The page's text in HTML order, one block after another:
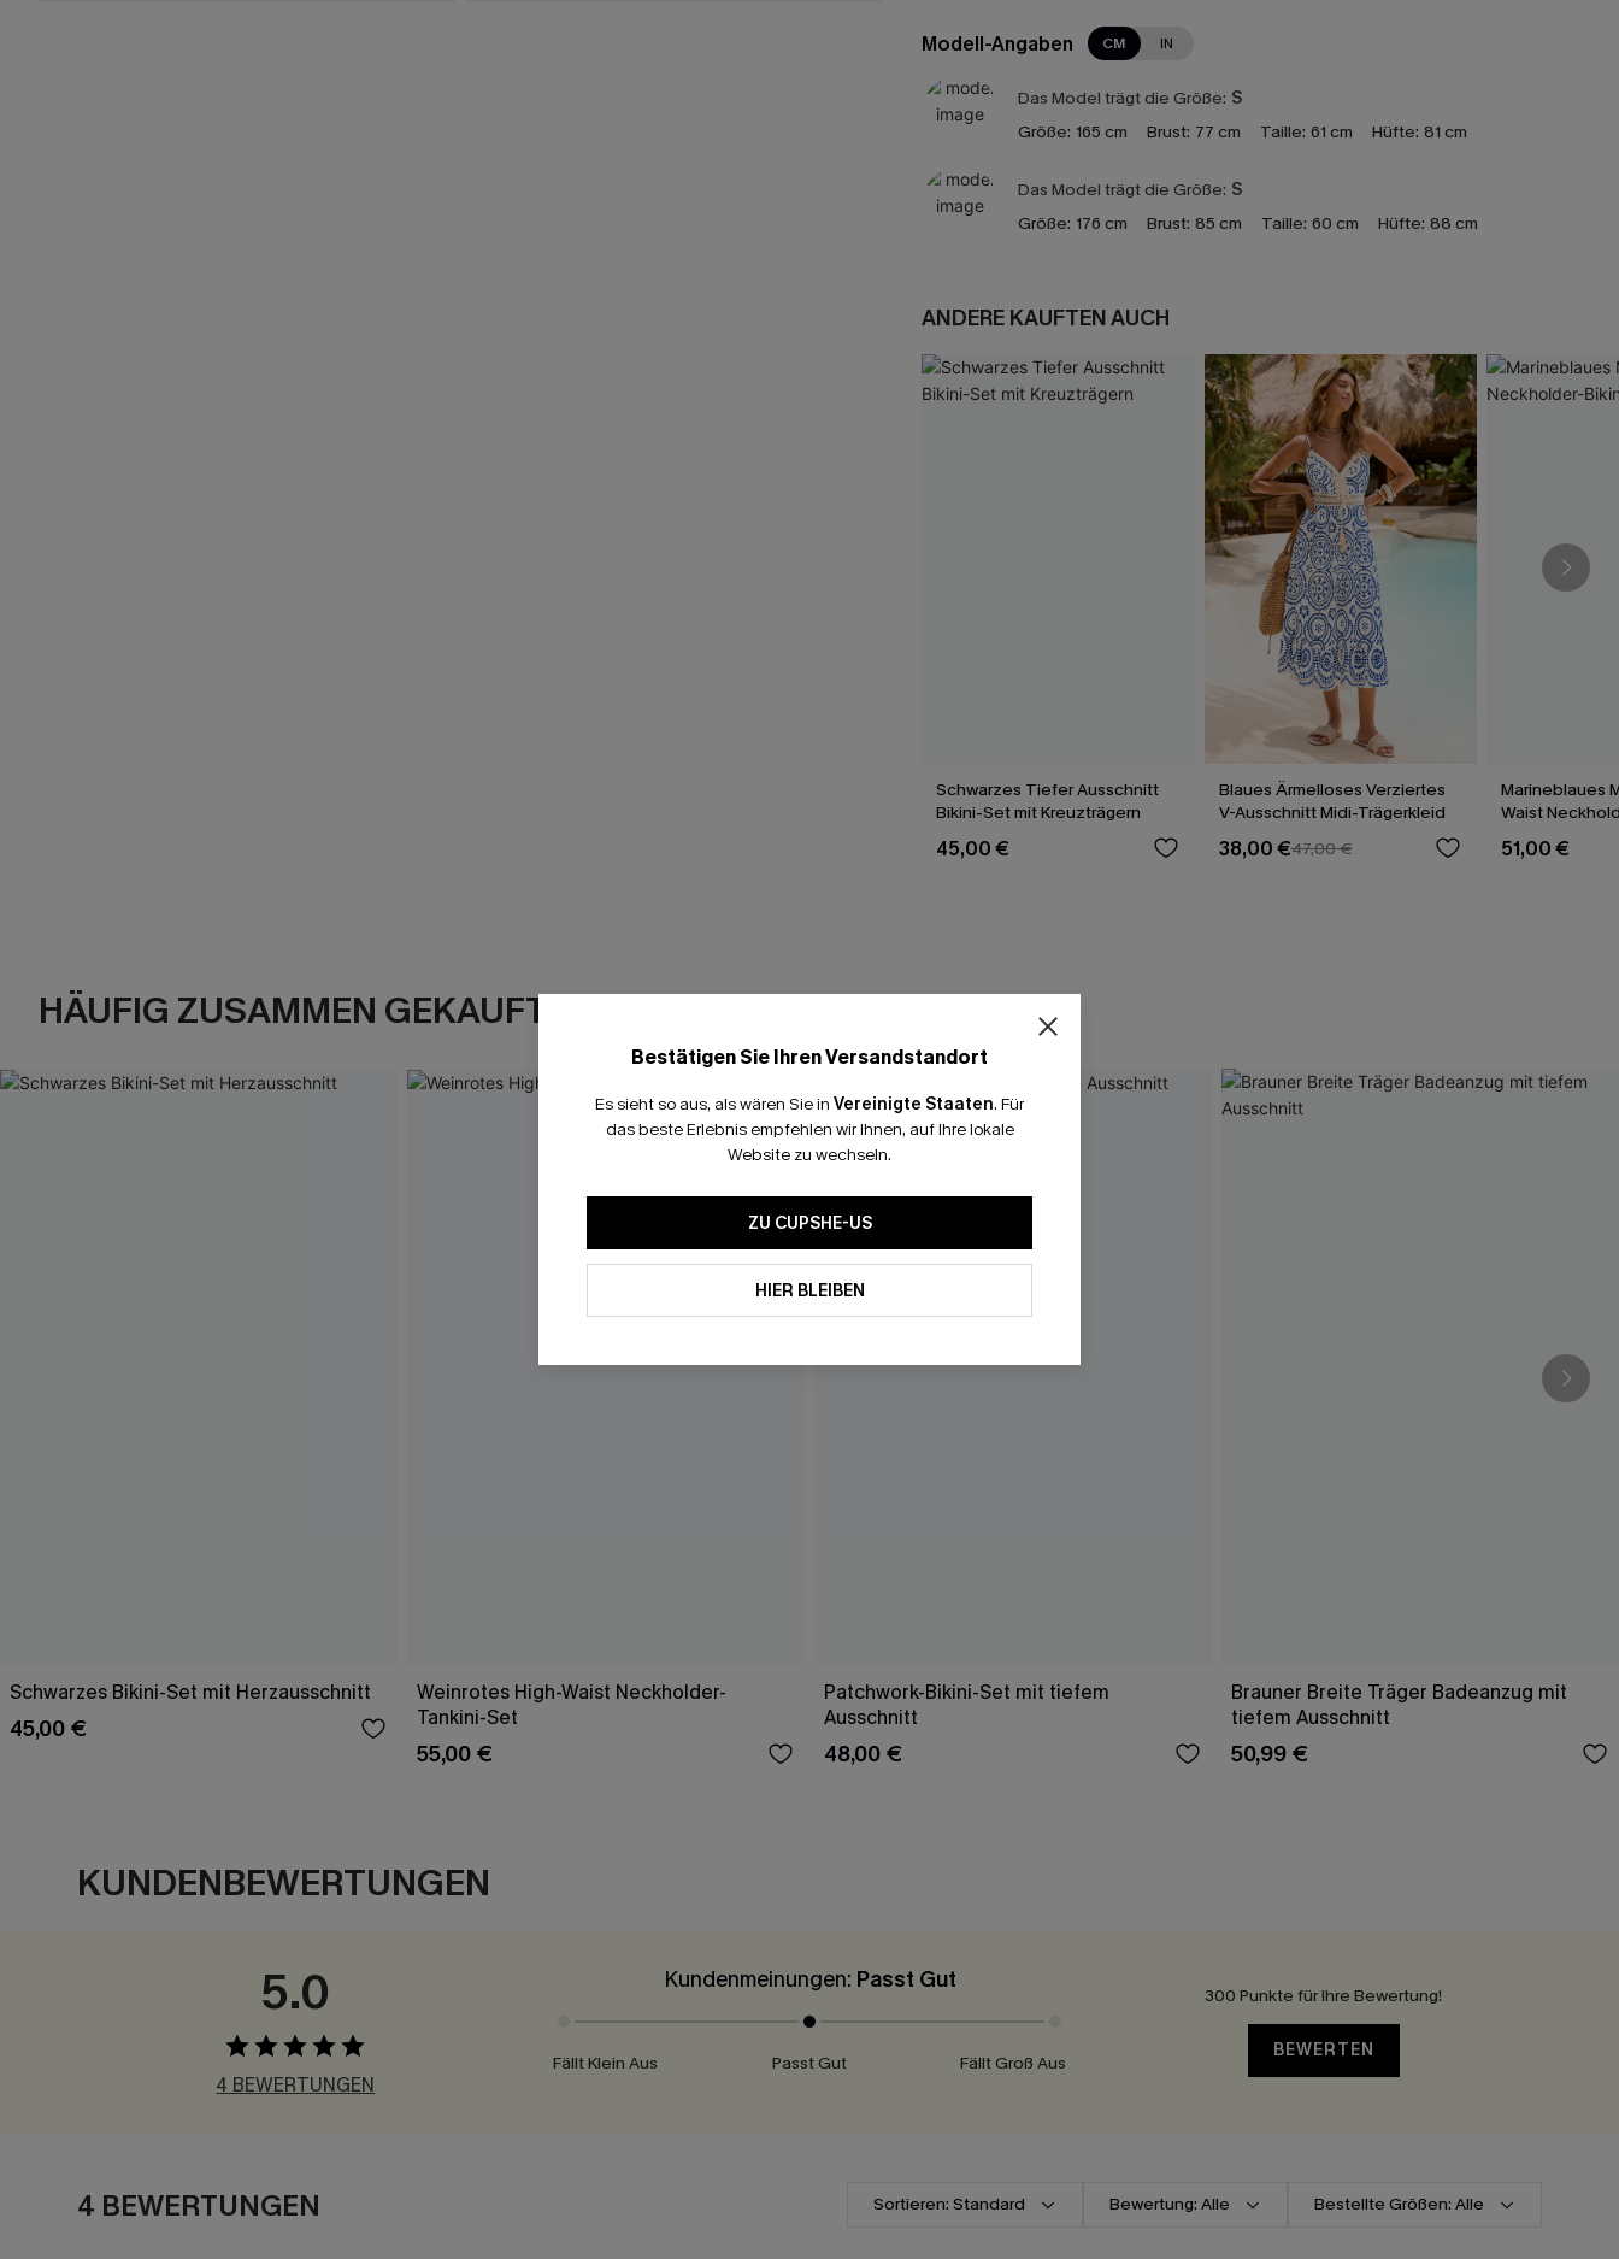
Modell-Angaben CM IN
Das Model trägt die Größe: S
Größe: 165 cm Brust: 77 cm Taille: 61 cm Hüfte: 81 cm
Das Model trägt die Größe: S
Größe: 176 cm Brust: 85 cm Taille: 60 cm Hüfte: 88 cm
ANDERE KAUFTEN AUCH
Schwarzes Tiefer Ausschnitt
Bikini-Set mit Kreuzträgern
45,00 €
Blaues Ärmelloses Verziertes
V-Ausschnitt Midi-Trägerkleid
38,00 €47,00 €
Marineblaues
Waist
51,00 €
HÄUFIG ZUSAMMEN GEKAUFT
Schwarzes Bikini-Set mit Herzausschnitt
45,00 €
Weinrotes High-Waist Neckholder-
Tankini-Set
55,00 €
Patchwork-Bikini-Set mit tiefem
Ausschnitt
48,00 €
Brauner Breite Träger Badeanzug mit
tiefem Ausschnitt
50,99 €
KUNDENBEWERTUNGEN
5.0
4 BEWERTUNGEN
Kundenmeinungen: Passt Gut
Fällt Klein Aus Passt Gut Fällt Groß Aus
300 Punkte für Ihre Bewertung!
BEWERTEN
4 BEWERTUNGEN Sortieren: Standard Bewertung: Alle Bestellte Größen: Alle
Bestätigen Sie Ihren Versandstandort
Es sieht so aus, als wären Sie in Vereinigte Staaten. Für
das beste Erlebnis empfehlen wir Ihnen, auf Ihre lokale
Website zu wechseln.
ZU CUPSHE-US
HIER BLEIBEN